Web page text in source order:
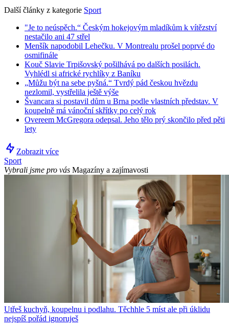
Další články z kategorie Sport
"Je to neúspěch.“ Českým hokejovým mladíkům k vítězství
nestačilo ani 47 střel
Menšík napodobil Lehečku. V Montrealu prošel poprvé do
osmifinále
Kouč Slavie Trpišovský pošilhává po dalších posilách.
Vyhlédl si africké rychlíky z Baníku
„Můžu být na sebe pyšná.“ Tvrdý pád českou hvězdu
nezlomil, vystřelila ještě výše
Švancara si postavil dům u Brna podle vlastních představ. V
koupelně má vánoční skřítky po celý rok
Overeem McGregora odepsal. Jeho tělo prý skončilo před pěti
lety
Zobrazit více
Sport
Vybrali jsme pro vás Magazíny a zajímavosti
Utřeš kuchyň, koupelnu i podlahu. Těchhle 5 míst ale při úklidu
nejspíš pořád ignoruješ